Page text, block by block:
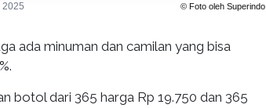
2025 © Foto oleh Superindo
ada minuman dan camilan yang bisa
botol dari 365 harga Rp 19.750 dan 365